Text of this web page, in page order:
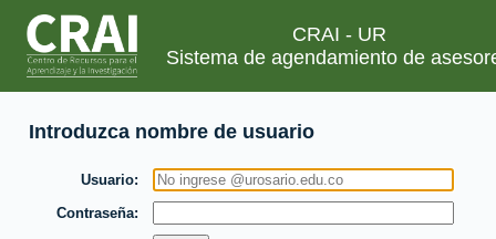
CRAI - UR
Sistema de agendamiento de
Introduzca nombre de usuario
Usuario
Contraseña